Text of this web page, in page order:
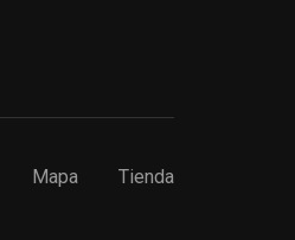
Mapa Tienda